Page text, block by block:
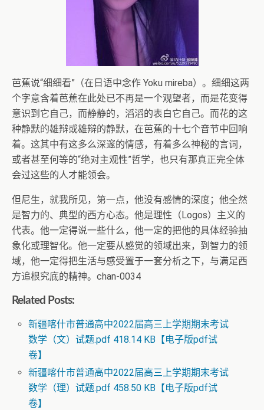
芭蕉说“细细看”（在日语中念作 Yoku mireba）。细细这两
个字意含着芭蕉在此处已不再是一个观望者，而是花变得
意识到它自己，而静静的，滔滔的表白它自己。而花的这
种静默的雄辩或雄辩的静默，在芭蕉的十七个音节中回响
着。这其中有这多么深邃的情感，有着多么神秘的言词，
或者甚至何等的“绝对主观性”哲学，也只有那真正完全体
会过这些的人才能领会。
但尼生，就我所见，第一点，他没有感情的深度；他全然
是智力的、典型的西方心态。他是理性（Logos）主义的
代表。他一定得说一些什么，他一定的把他的具体经验抽
象化或理智化。他一定要从感觉的领域出来，到智力的领
域，他一定得把生活与感受置于一套分析之下，与满足西
方追根究底的精神。chan-0034
Related Posts:
新疆喀什市普通高中2022届高三上学期期末考试
数学（文）试题.pdf 418.14 KB【电子版pdf试
卷】
新疆喀什市普通高中2022届高三上学期期末考试
数学（理）试题.pdf 458.50 KB【电子版pdf试
卷】